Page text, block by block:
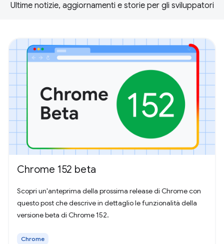
Ultime notizie, aggiornamenti e storie per gli sviluppatori
Chrome 152 beta
Scopri un'anteprima della prossima release di Chrome con
questo post che descrive in dettaglio le funzionalità della
versione beta di Chrome 152.
Chrome